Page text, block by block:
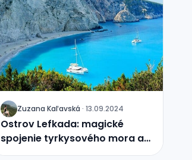
J Zuzana Kaľavská · 13.09.2024
Ostrov Lefkada: magické
spojenie tyrkysového mora a
bielych útesov